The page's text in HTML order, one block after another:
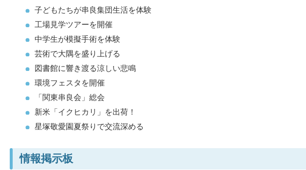
子どもたちが串良集団生活を体験
工場見学ツアーを開催
中学生が模擬手術を体験
芸術で大隅を盛り上げる
図書館に響き渡る涼しい悲鳴
環境フェスタを開催
「関東串良会」総会
新米「イクヒカリ」を出荷！
星塚敬愛園夏祭りで交流深める
情報掲示板